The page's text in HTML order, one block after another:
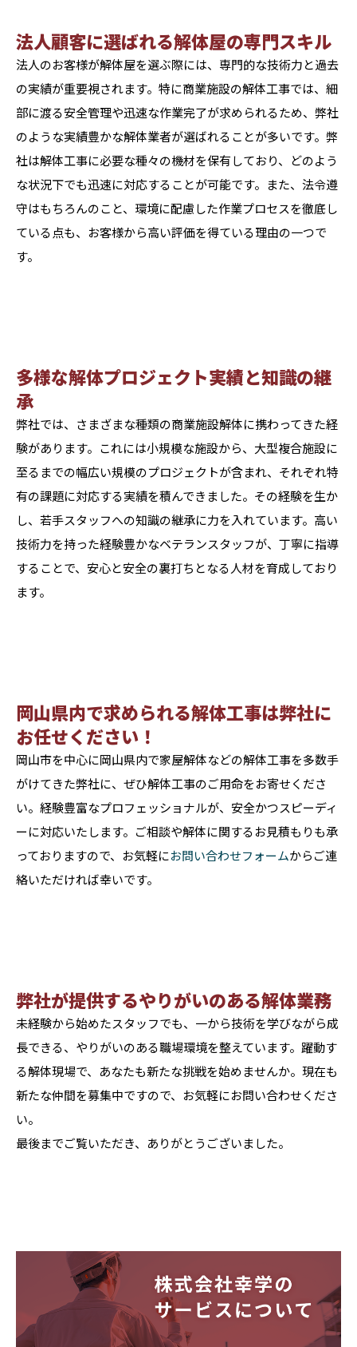
法人顧客に選ばれる解体屋の専門スキル
法人のお客様が解体屋を選ぶ際には、専門的な技術力と過去
の実績が重要視されます。特に商業施設の解体工事では、細
部に渡る安全管理や迅速な作業完了が求められるため、弊社
のような実績豊かな解体業者が選ばれることが多いです。弊
社は解体工事に必要な種々の機材を保有しており、どのよう
な状況下でも迅速に対応することが可能です。また、法令遵
守はもちろんのこと、環境に配慮した作業プロセスを徹底し
ている点も、お客様から高い評価を得ている理由の一つで
す。
多様な解体プロジェクト実績と知識の継
承
弊社では、さまざまな種類の商業施設解体に携わってきた経
験があります。これには小規模な施設から、大型複合施設に
至るまでの幅広い規模のプロジェクトが含まれ、それぞれ特
有の課題に対応する実績を積んできました。その経験を生か
し、若手スタッフへの知識の継承に力を入れています。高い
技術力を持った経験豊かなベテランスタッフが、丁寧に指導
することで、安心と安全の裏打ちとなる人材を育成しており
ます。
岡山県内で求められる解体工事は弊社に
お任せください！
岡山市を中心に岡山県内で家屋解体などの解体工事を多数手
がけてきた弊社に、ぜひ解体工事のご用命をお寄せくださ
い。経験豊富なプロフェッショナルが、安全かつスピーディ
ーに対応いたします。ご相談や解体に関するお見積もりも承
っておりますので、お気軽にお問い合わせフォームからご連
絡いただければ幸いです。
弊社が提供するやりがいのある解体業務
未経験から始めたスタッフでも、一から技術を学びながら成
長できる、やりがいのある職場環境を整えています。躍動す
る解体現場で、あなたも新たな挑戦を始めませんか。現在も
新たな仲間を募集中ですので、お気軽にお問い合わせくださ
い。
最後までご覧いただき、ありがとうございました。